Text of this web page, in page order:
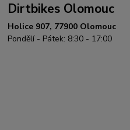
Dirtbikes Olomouc
Holice 907, 77900 Olomouc
Pondělí - Pátek: 8:30 - 17:00